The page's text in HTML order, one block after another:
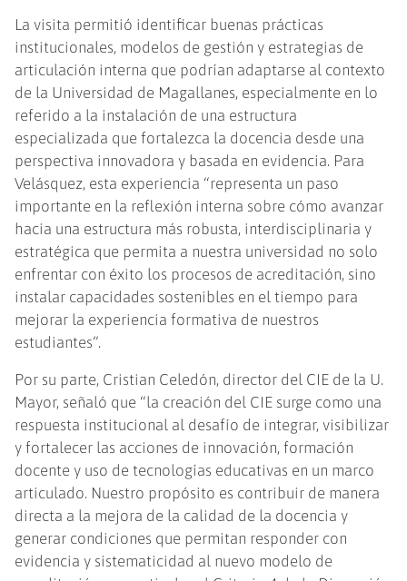
La visita permitió identificar buenas prácticas
institucionales, modelos de gestión y estrategias de
articulación interna que podrían adaptarse al contexto
de la Universidad de Magallanes, especialmente en lo
referido a la instalación de una estructura
especializada que fortalezca la docencia desde una
perspectiva innovadora y basada en evidencia. Para
Velásquez, esta experiencia “representa un paso
importante en la reflexión interna sobre cómo avanzar
hacia una estructura más robusta, interdisciplinaria y
estratégica que permita a nuestra universidad no solo
enfrentar con éxito los procesos de acreditación, sino
instalar capacidades sostenibles en el tiempo para
mejorar la experiencia formativa de nuestros
estudiantes”.
Por su parte, Cristian Celedón, director del CIE de la U.
Mayor, señaló que “la creación del CIE surge como una
respuesta institucional al desafío de integrar, visibilizar
y fortalecer las acciones de innovación, formación
docente y uso de tecnologías educativas en un marco
articulado. Nuestro propósito es contribuir de manera
directa a la mejora de la calidad de la docencia y
generar condiciones que permitan responder con
evidencia y sistematicidad al nuevo modelo de